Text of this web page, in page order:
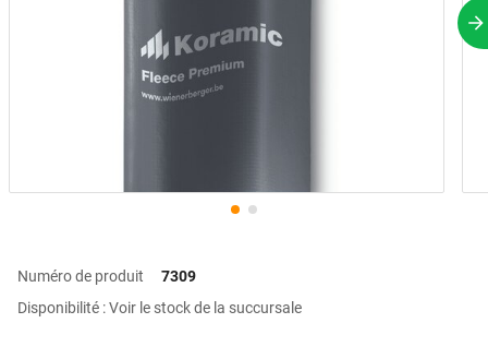
Numéro de produit
7309
Disponibilité : Voir le stock de la succursale